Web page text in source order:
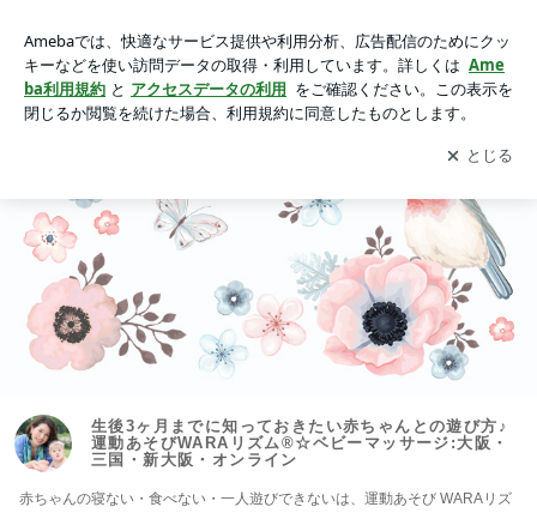
そびWARAリズム®☆ベビーマッサージ:大阪・三国・新大阪・
オンライン
アプリをダウンロードして ブログの更新通知
を受け取りまし
ょう。
開く
生後3ヶ月までに知っておきたい赤ちゃんとの遊び方♪
運動あそびWARAリズム®☆ベビーマッサージ:大阪・
三国・新大阪・オンライン
赤ちゃんの寝ない・食べない・一人遊びできないは、運動あそび WARAリズ